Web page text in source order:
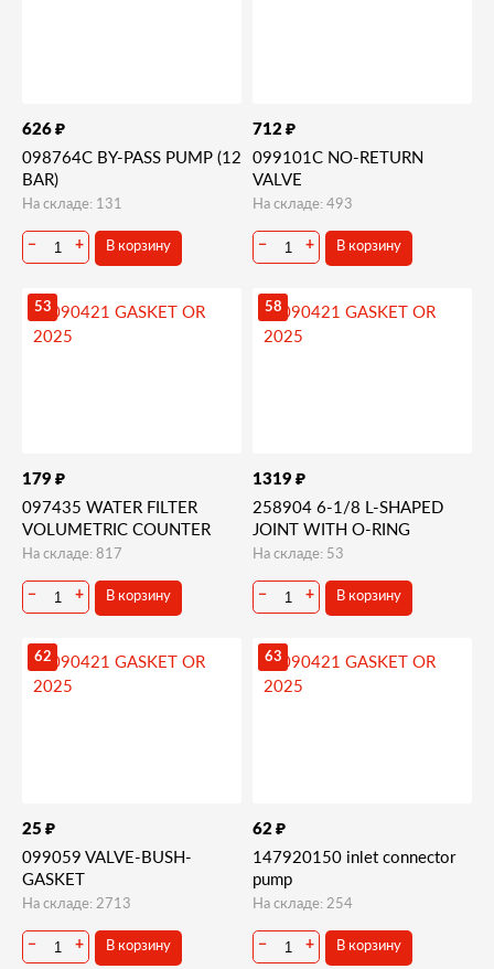
626 ₽
098764C BY-PASS PUMP (12
BAR)
На складе: 131
− + В корзину
712 ₽
099101C NO-RETURN
VALVE
На складе: 493
− + В корзину
53
179 ₽
097435 WATER FILTER
VOLUMETRIC COUNTER
На складе: 817
− + В корзину
58
1319 ₽
258904 6-1/8 L-SHAPED
JOINT WITH O-RING
На складе: 53
− + В корзину
62
25 ₽
099059 VALVE-BUSH-
GASKET
На складе: 2713
− + В корзину
63
62 ₽
147920150 inlet connector
pump
На складе: 254
− + В корзину